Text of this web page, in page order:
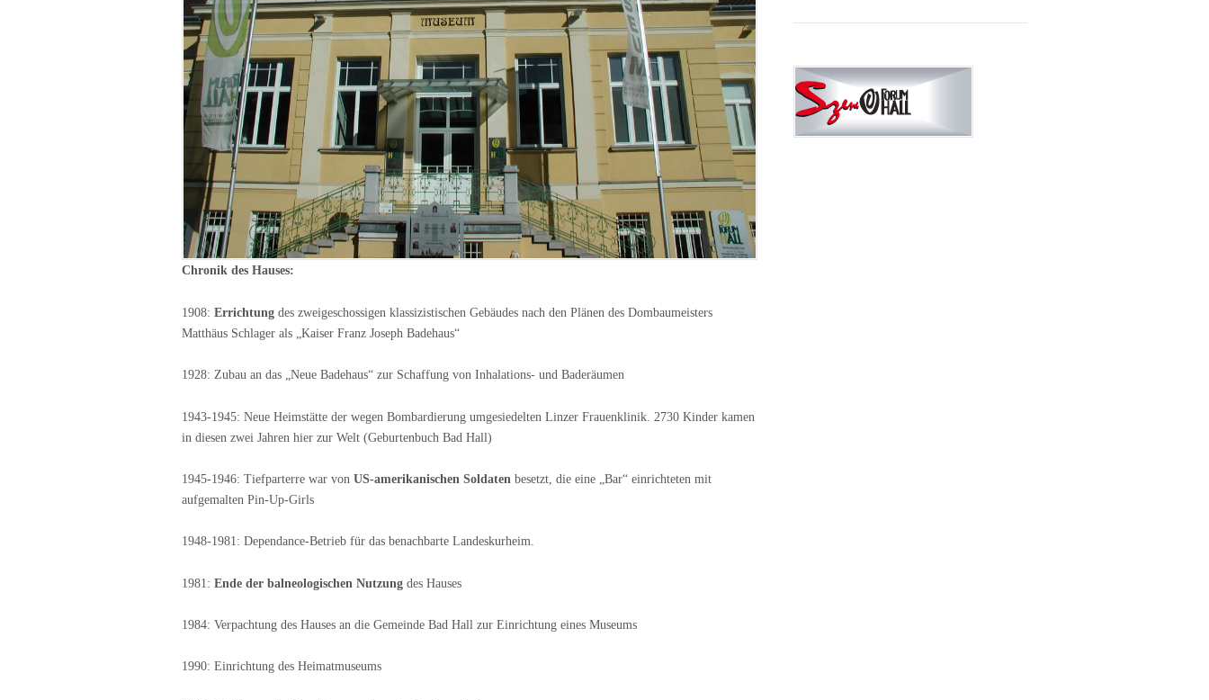
Chronik des Hauses:
1908: Errichtung des zweigeschossigen klassizistischen Gebäudes nach den Plänen des Dombaumeisters
Matthäus Schlager als „Kaiser Franz Joseph Badehaus“
1928: Zubau an das „Neue Badehaus“ zur Schaffung von Inhalations- und Baderäumen
1943-1945: Neue Heimstätte der wegen Bombardierung umgesiedelten Linzer Frauenklinik. 2730 Kinder kamen
in diesen zwei Jahren hier zur Welt (Geburtenbuch Bad Hall)
1945-1946: Tiefparterre war von US-amerikanischen Soldaten besetzt, die eine „Bar“ einrichteten mit
aufgemalten Pin-Up-Girls
1948-1981: Dependance-Betrieb für das benachbarte Landeskurheim.
1981: Ende der balneologischen Nutzung des Hauses
1984: Verpachtung des Hauses an die Gemeinde Bad Hall zur Einrichtung eines Museums
1990: Einrichtung des Heimatmuseums